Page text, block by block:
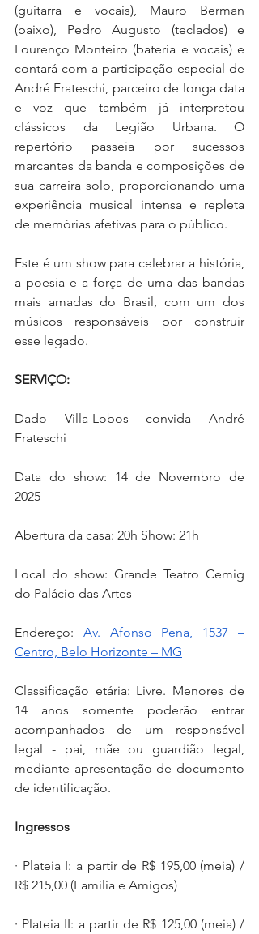
(guitarra e vocais), Mauro Berman
(baixo), Pedro Augusto (teclados) e
Lourenço Monteiro (bateria e vocais) e
contará com a participação especial de
André Frateschi, parceiro de longa data
e voz que também já interpretou
clássicos da Legião Urbana. O
repertório passeia por sucessos
marcantes da banda e composições de
sua carreira solo, proporcionando uma
experiência musical intensa e repleta
de memórias afetivas para o público.
Este é um show para celebrar a história,
a poesia e a força de uma das bandas
mais amadas do Brasil, com um dos
músicos responsáveis por construir
esse legado.
SERVIÇO:
Dado Villa-Lobos convida André
Frateschi
Data do show: 14 de Novembro de
2025
Abertura da casa: 20h Show: 21h
Local do show: Grande Teatro Cemig
do Palácio das Artes
Endereço: Av. Afonso Pena, 1537 –
Centro, Belo Horizonte – MG
Classificação etária: Livre. Menores de
14 anos somente poderão entrar
acompanhados de um responsável
legal - pai, mãe ou guardião legal,
mediante apresentação de documento
de identificação.
Ingressos
· Plateia I: a partir de R$ 195,00 (meia) /
R$ 215,00 (Família e Amigos)
· Plateia II: a partir de R$ 125,00 (meia) /